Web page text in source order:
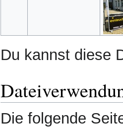
Du kannst diese
Die folgende